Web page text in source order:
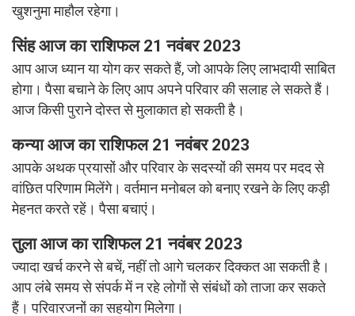
खुशनुमा माहौल रहेगा।
सिंह आज का राशिफल 21 नवंबर 2023
आप आज ध्यान या योग कर सकते हैं, जो आपके लिए लाभदायी साबित
होगा। पैसा बचाने के लिए आप अपने परिवार की सलाह ले सकते हैं।
आज किसी पुराने दोस्त से मुलाकात हो सकती है।
कन्याआज का राशिफल 21 नवंबर 2023
आपके अथक प्रयासों और परिवार के सदस्यों की समय पर मदद से
वांछित परिणाम मिलेंगे। वर्तमान मनोबल को बनाए रखने के लिए कड़ी
मेहनत करते रहें। पैसा बचाएं।
तुलाआज का राशिफल 21 नवंबर 2023
ज्यादा खर्च करने से बचें, नहीं तो आगे चलकर दिक्कत आ सकती है।
आप लंबे समय से संपर्क में न रहे लोगों से संबंधों को ताजा कर सकते
हैं। परिवारजनों का सहयोग मिलेगा।